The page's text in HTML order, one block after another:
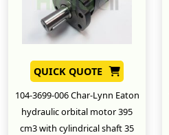
QUICK QUOTE
104-3699-006 Char-Lynn Eaton
hydraulic orbital motor 395
cm3 with cylindrical shaft 35